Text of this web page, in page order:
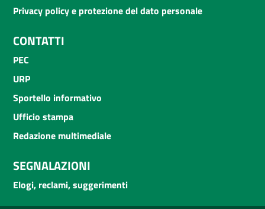
Privacy policy e protezione del dato personale
CONTATTI
PEC
URP
Sportello informativo
Ufficio stampa
Redazione multimediale
SEGNALAZIONI
Elogi, reclami, suggerimenti